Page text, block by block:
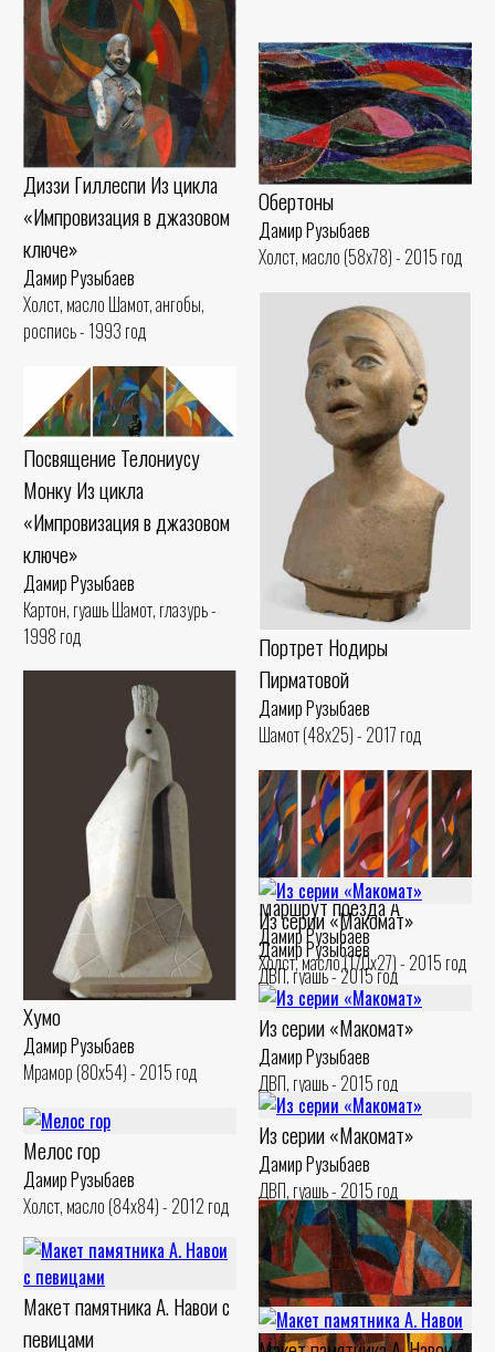
Диззи Гиллеспи Из цикла
«Импровизация в джазовом
ключе»
Дамир Рузыбаев
Холст, масло Шамот, ангобы,
роспись - 1993 год
Обертоны
Дамир Рузыбаев
Холст, масло (58x78) - 2015 год
Портрет Нодиры
Пирматовой
Дамир Рузыбаев
Шамот (48x25) - 2017 год
Посвящение Телониусу
Монку Из цикла
«Импровизация в джазовом
ключе»
Дамир Рузыбаев
Картон, гуашь Шамот, глазурь -
1998 год
Хумо
Дамир Рузыбаев
Мрамор (80x54) - 2015 год
Маршрут поезда А
Дамир Рузыбаев
Холст, масло (170x27) - 2015 год
Из серии «Макомат»
Дамир Рузыбаев
ДВП, гуашь - 2015 год
Из серии «Макомат»
Дамир Рузыбаев
ДВП, гуашь - 2015 год
Из серии «Макомат»
Дамир Рузыбаев
ДВП, гуашь - 2015 год
Мелос гор
Дамир Рузыбаев
Холст, масло (84x84) - 2012 год
Макет памятника А. Навои с
певицами